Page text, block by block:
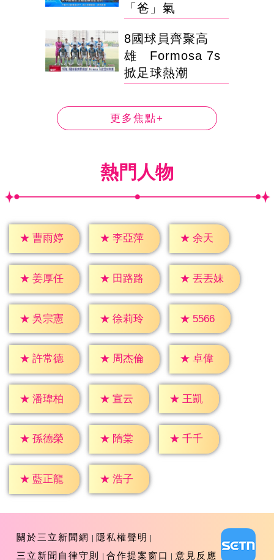
「爸」氣
8國球員齊聚高
雄 Formosa 7s
掀足球熱潮
更多焦點+
熱門人物
★ 曹雨婷 ★ 李亞萍 ★ 余天
★ 姜厚任 ★ 田路路 ★ 丟丟妹
★ 吳宗憲 ★ 徐莉玲 ★ 5566
★ 許常德 ★ 周杰倫 ★ 卓偉
★ 潘瑋柏 ★ 宣云 ★ 王凱
★ 孫德榮 ★ 隋棠 ★ 千千
★ 藍正龍 ★ 浩子
關於三立新聞網
隱私權聲明
三立新聞自律守則
合作提案窗口 意見反應